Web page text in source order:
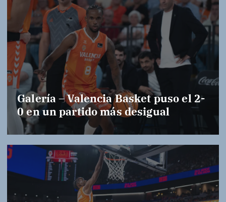
Galería – Valencia Basket puso el 2-
0 en un partido más desigual